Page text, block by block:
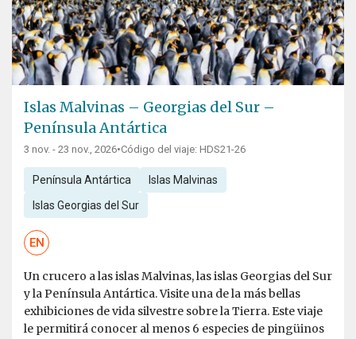
Islas Malvinas – Georgias del Sur –
Península Antártica
3 nov. - 23 nov., 2026•Código del viaje: HDS21-26
Península Antártica Islas Malvinas
Islas Georgias del Sur
EN
Un crucero a las islas Malvinas, las islas Georgias del Sur
y la Península Antártica. Visite una de la más bellas
exhibiciones de vida silvestre sobre la Tierra. Este viaje
le permitirá conocer al menos 6 especies de pingüinos